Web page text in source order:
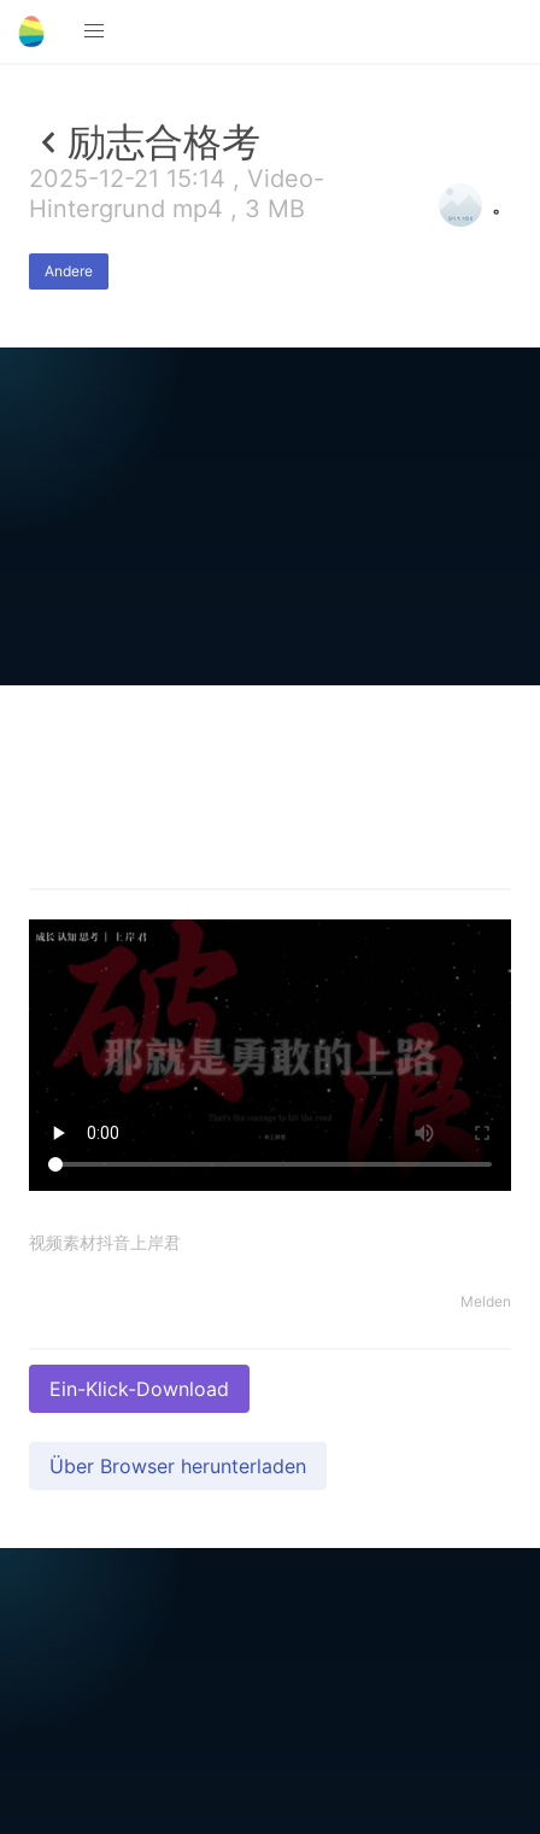
励志合格考
2025-12-21 15:14 , Video-
Hintergrund mp4 , 3 MB
Andere
。
视频素材抖音上岸君
Melden
Ein-Klick-Download
Über Browser herunterladen